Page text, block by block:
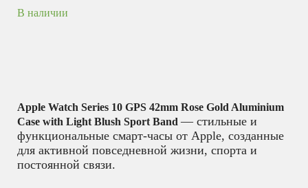
В наличии
Apple Watch Series 10 GPS 42mm Rose Gold Aluminium
Case with Light Blush Sport Band — стильные и
функциональные смарт-часы от Apple, созданные
для активной повседневной жизни, спорта и
постоянной связи.